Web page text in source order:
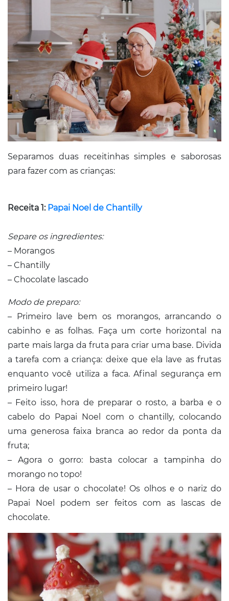
Separamos duas receitinhas simples e saborosas
para fazer com as crianças:
Receita 1: Papai Noel de Chantilly
Separe os ingredientes:
– Morangos
– Chantilly
– Chocolate lascado
Modo de preparo:
– Primeiro lave bem os morangos, arrancando o
cabinho e as folhas. Faça um corte horizontal na
parte mais larga da fruta para criar uma base. Divida
a tarefa com a criança: deixe que ela lave as frutas
enquanto você utiliza a faca. Afinal segurança em
primeiro lugar!
– Feito isso, hora de preparar o rosto, a barba e o
cabelo do Papai Noel com o chantilly, colocando
uma generosa faixa branca ao redor da ponta da
fruta;
– Agora o gorro: basta colocar a tampinha do
morango no topo!
– Hora de usar o chocolate! Os olhos e o nariz do
Papai Noel podem ser feitos com as lascas de
chocolate.